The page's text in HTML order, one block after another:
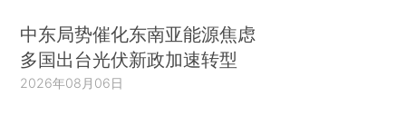
中东局势催化东南亚能源焦虑
多国出台光伏新政加速转型
2026年08月06日